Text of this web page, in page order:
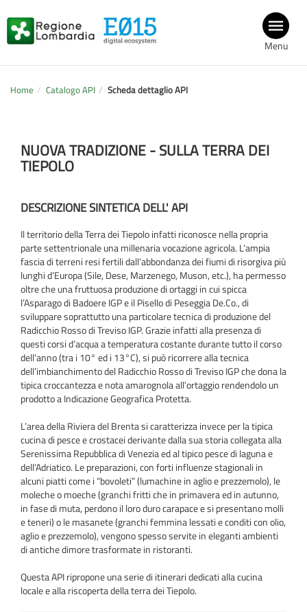
Menu
Home Catalogo API Scheda dettaglio API
NUOVA TRADIZIONE - SULLA TERRA DEI
TIEPOLO
DESCRIZIONE SINTETICA DELL' API
Il territorio della Terra dei Tiepolo infatti riconosce nella propria
parte settentrionale una millenaria vocazione agricola. L’ampia
fascia di terreni resi fertili dall’abbondanza dei fiumi di risorgiva più
lunghi d’Europa (Sile, Dese, Marzenego, Muson, etc.), ha permesso
oltre che una fruttuosa produzione di ortaggi in cui spicca
l’Asparago di Badoere IGP e il Pisello di Peseggia De.Co., di
sviluppare soprattutto una particolare tecnica di produzione del
Radicchio Rosso di Treviso IGP. Grazie infatti alla presenza di
questi corsi d’acqua a temperatura costante durante tutto il corso
dell’anno (tra i 10° ed i 13°C), si può ricorrere alla tecnica
dell’imbianchimento del Radicchio Rosso di Treviso IGP che dona la
tipica croccantezza e nota amarognola all’ortaggio rendendolo un
prodotto a Indicazione Geografica Protetta.
L’area della Riviera del Brenta si caratterizza invece per la tipica
cucina di pesce e crostacei derivante dalla sua storia collegata alla
Serenissima Repubblica di Venezia ed al tipico pesce di laguna e
dell’Adriatico. Le preparazioni, con forti influenze stagionali in
alcuni piatti come i “bovoleti” (lumachine in aglio e prezzemolo), le
moleche o moeche (granchi fritti che in primavera ed in autunno,
in fase di muta, perdono il loro duro carapace e si presentano molli
e teneri) o le masanete (granchi femmina lessati e conditi con olio,
aglio e prezzemolo), vengono spesso servite in eleganti ambienti
di antiche dimore trasformate in ristoranti.
Questa API ripropone una serie di itinerari dedicati alla cucina
locale e alla riscoperta della terra dei Tiepolo.